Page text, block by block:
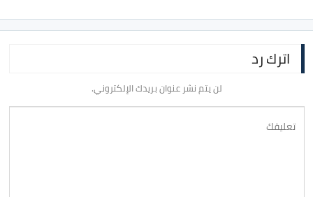
اترك رد
لن يتم نشر عنوان بريدك الإلكتروني.